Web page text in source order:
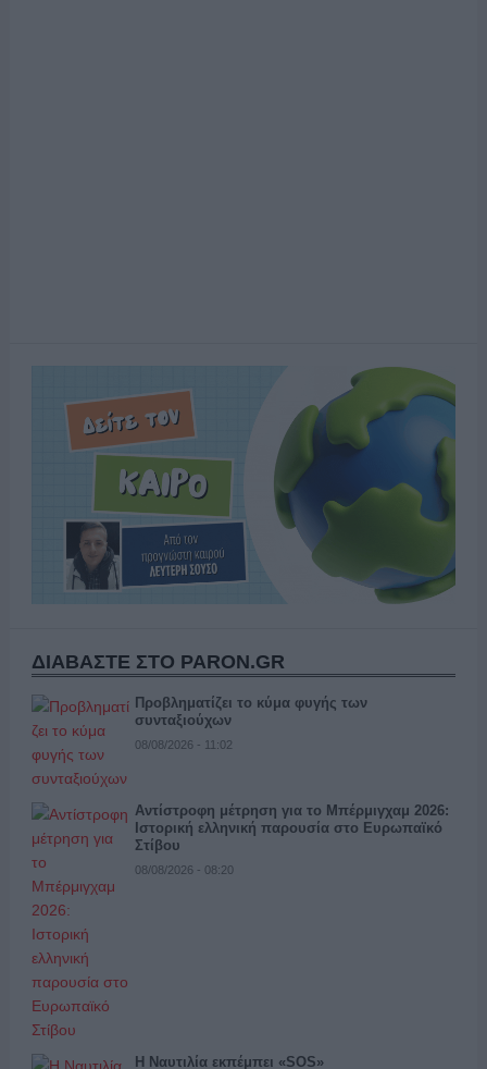
ΔΙΑΒΑΣΤΕ ΣΤΟ PARON.GR
Προβληματίζει το κύμα φυγής των
συνταξιούχων
08/08/2026 - 11:02
Αντίστροφη μέτρηση για το Μπέρμιγχαμ 2026:
Ιστορική ελληνική παρουσία στο Ευρωπαϊκό
Στίβου
08/08/2026 - 08:20
Η Ναυτιλία εκπέμπει «SOS»